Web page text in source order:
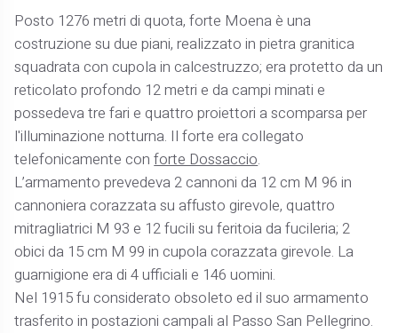
Posto 1276 metri di quota, forte Moena è una
costruzione su due piani, realizzato in pietra granitica
squadrata con cupola in calcestruzzo; era protetto da un
reticolato profondo 12 metri e da campi minati e
possedeva tre fari e quattro proiettori a scomparsa per
l'illuminazione notturna. Il forte era collegato
telefonicamente conforte Dossaccio.
L’armamento prevedeva 2 cannoni da 12 cm M 96 in
cannoniera corazzata su affusto girevole, quattro
mitragliatrici M 93 e 12 fucili su feritoia da fucileria; 2
obici da 15 cm M 99 in cupola corazzata girevole. La
guarnigione era di 4 ufficiali e 146 uomini.
Nel 1915 fu considerato obsoleto ed il suo armamento
trasferito in postazioni campali al Passo San Pellegrino.